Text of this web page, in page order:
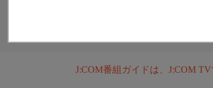
J:COM番組ガイドは、J:COM